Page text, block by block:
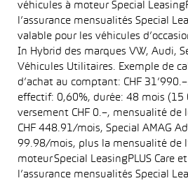
véhicules à moteur Special
l’assurance mensualités Special
valable pour les véhicules
In Hybrid des marques VW, Audi,
Véhicules Utilitaires. Exemple de
d’achat au comptant: CHF
effectif: 0,60%, durée: 48 mois
versement CHF 0.–, mensualité de
CHF 448.91/mois, Special AMAG
99.98/mois, plus la mensualité de
moteur Special LeasingPLUS Care
l’assurance mensualités Special